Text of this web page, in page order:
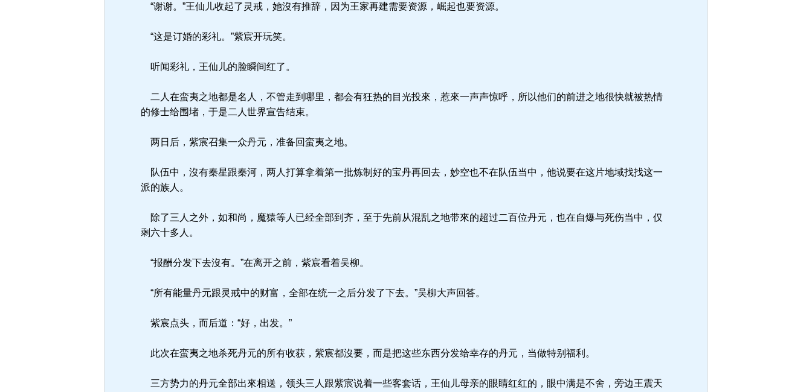
“谢谢。”王仙儿收起了灵戒，她沒有推辞，因为王家再建需要资源，崛起也要资源。
“这是订婚的彩礼。”紫宸开玩笑。
听闻彩礼，王仙儿的脸瞬间红了。
二人在蛮夷之地都是名人，不管走到哪里，都会有狂热的目光投來，惹來一声声惊呼，所以他们的前进之地很快就被热情
的修士给围堵，于是二人世界宣告结束。
两日后，紫宸召集一众丹元，准备回蛮夷之地。
队伍中，沒有秦星跟秦河，两人打算拿着第一批炼制好的宝丹再回去，妙空也不在队伍当中，他说要在这片地域找找这一
派的族人。
除了三人之外，如和尚，魔猿等人已经全部到齐，至于先前从混乱之地带來的超过二百位丹元，也在自爆与死伤当中，仅
剩六十多人。
“报酬分发下去沒有。”在离开之前，紫宸看着吴柳。
“所有能量丹元跟灵戒中的财富，全部在统一之后分发了下去。”吴柳大声回答。
紫宸点头，而后道：“好，出发。”
此次在蛮夷之地杀死丹元的所有收获，紫宸都沒要，而是把这些东西分发给幸存的丹元，当做特别福利。
三方势力的丹元全部出來相送，领头三人跟紫宸说着一些客套话，王仙儿母亲的眼睛红红的，眼中满是不舍，旁边王震天